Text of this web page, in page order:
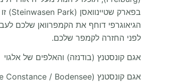
הגיאוגרפי דוחף את הקמפרוואן שלכם
לפני החזרה לקמפר שלכם.
אגם קונסטנץ (בודנזה) והאלפים של אלגוי